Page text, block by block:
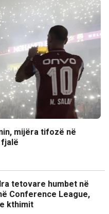
mijëra tifozë në
fjalë
tetovare humbet në
Conference League,
kthimit